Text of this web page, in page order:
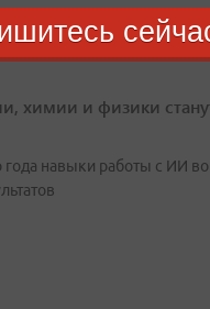
химии и физики
навыки работы с ИИ